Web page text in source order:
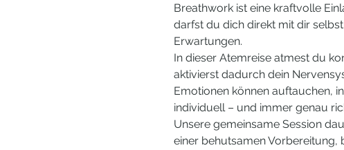
Breathwork ist eine kraftvolle
darfst du dich direkt mit dir
Erwartungen.
In dieser Atemreise atmest du
aktivierst dadurch dein
Emotionen können auftauchen,
individuell – und immer genau
Unsere gemeinsame Session
einer behutsamen